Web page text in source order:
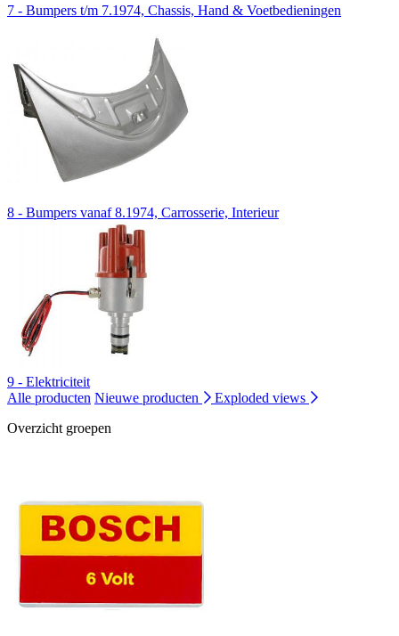
7 - Bumpers t/m 7.1974, Chassis, Hand & Voetbedieningen
8 - Bumpers vanaf 8.1974, Carrosserie, Interieur
9 - Elektriciteit
Alle producten Nieuwe producten
Exploded views
Overzicht groepen